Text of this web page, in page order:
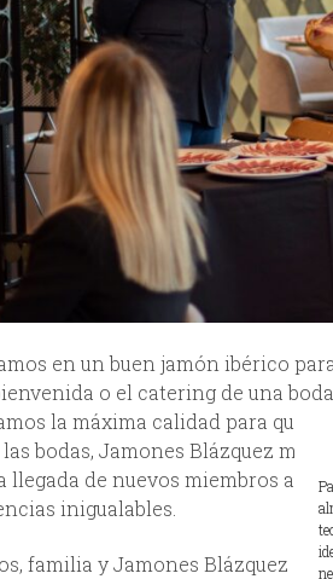
en un buen jamón ibérico
o el catering de una
la máxima calidad para que
bodas, Jamones Blázquez
llegada de nuevos miembros a
inigualables.
familia y Jamones Blázquez